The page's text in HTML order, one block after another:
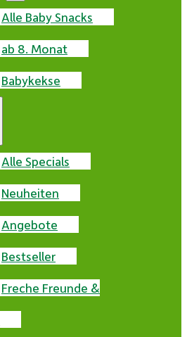
Alle Baby Snacks
ab 8. Monat
Babykekse
Alle Specials
Neuheiten
Angebote
Bestseller
Freche Freunde &